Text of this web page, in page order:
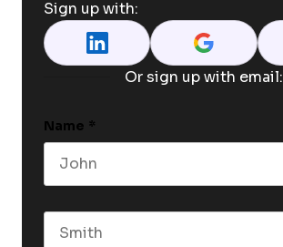
Sign up with:
Or sign up with email:
Name *